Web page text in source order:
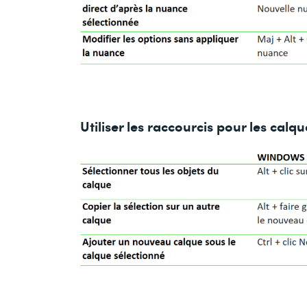
Utiliser les raccourcis pour les